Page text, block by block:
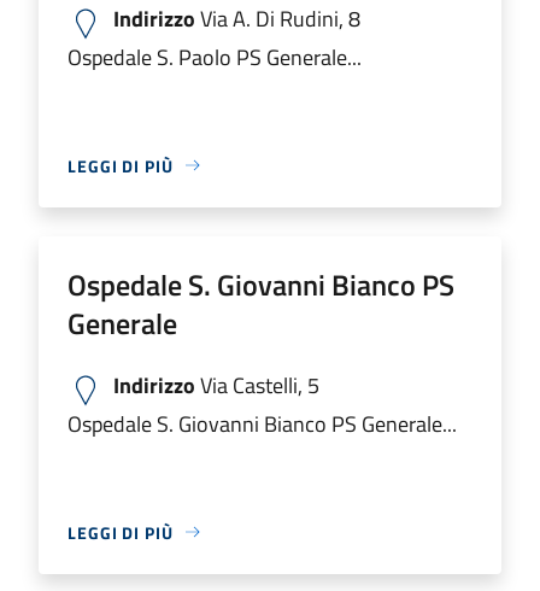
IndirizzoVia A. Di Rudini, 8
Ospedale S. Paolo PS Generale...
LEGGI DI PIÙ
Ospedale S. Giovanni Bianco PS
Generale
IndirizzoVia Castelli, 5
Ospedale S. Giovanni Bianco PS Generale...
LEGGI DI PIÙ